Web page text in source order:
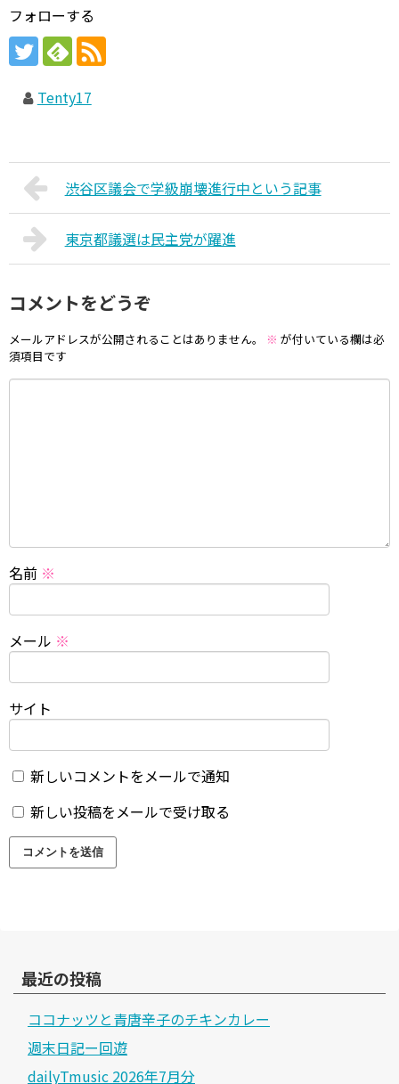
フォローする
Tenty17
渋谷区議会で学級崩壊進行中という記事
東京都議選は民主党が躍進
コメントをどうぞ
メールアドレスが公開されることはありません。 ※ が付いている欄は必
須項目です
名前 ※
メール ※
サイト
新しいコメントをメールで通知
新しい投稿をメールで受け取る
最近の投稿
ココナッツと青唐辛子のチキンカレー
週末日記ー回遊
dailyTmusic 2026年7月分